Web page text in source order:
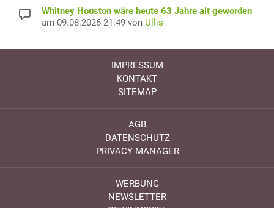
Whitney Houston wäre heute 63 Jahre alt geworden
am 09.08.2026 21:49 von Ullis
IMPRESSUM
KONTAKT
SITEMAP
AGB
DATENSCHUTZ
PRIVACY MANAGER
WERBUNG
NEWSLETTER